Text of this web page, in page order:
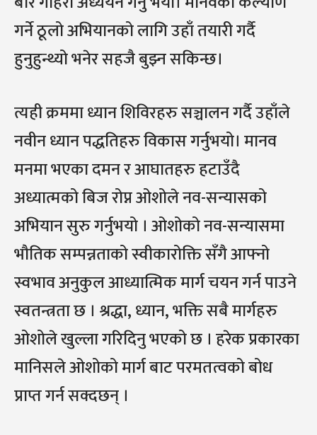
गर्ने ठूलो अभियानको लागि उहाँ तयारी गर्दै
हुनुहुन्थ्यो भनेर सहजै बुझ्न सकिन्छ।
त्यही क्रममा ध्यान शिविरहरु सञ्चालन गर्दै उहाँले
नवीन ध्यान पद्धतिहरु विकास गर्नुभयो। मानव
मनमा भएका दमन र आघातहरु हटाउँदै
अध्यात्मको बिज रोप्न ओशोले नव-सन्यासको
अभियान सुरु गर्नुभयो । ओशोको नव-सन्यासमा
भौतिक सम्पन्नताको स्वीकारोक्ति सँगै आफ्नो
स्वभाव अनुकुल आध्यात्मिक मार्ग चयन गर्न पाउने
स्वतन्त्रता छ । श्रद्धा, ध्यान, भक्ति सबै मार्गहरु
ओशोले खुल्ला गरिदिनु भएको छ । हरेक प्रकारका
मानिसले ओशोको मार्ग बाट परमतत्वको बोध
प्राप्त गर्न सक्दछन् ।